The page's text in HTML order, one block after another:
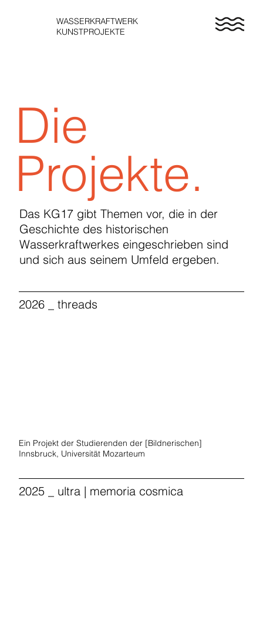
WASSERKRAFTWERK
KUNSTPROJEKTE
Die
Projekte.
Das KG17 gibt Themen vor, die in der
Geschichte des historischen
Wasserkraftwerkes eingeschrieben sind
und sich aus seinem Umfeld ergeben.
2026 _ threads
Ein Projekt der Studierenden der [Bildnerischen]
Innsbruck, Universität Mozarteum
2025 _ ultra | memoria cosmica